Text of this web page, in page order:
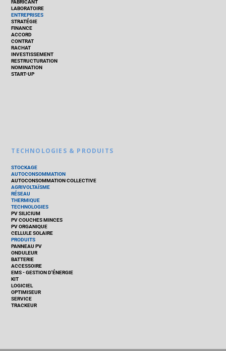
FABRICANT
LABORATOIRE
ENTREPRISES
STRATÉGIE
FINANCE
ACCORD
CONTRAT
RACHAT
INVESTISSEMENT
RESTRUCTURATION
NOMINATION
START-UP
TECHNOLOGIES & PRODUITS
STOCKAGE
AUTOCONSOMMATION
AUTOCONSOMMATION COLLECTIVE
AGRIVOLTAÏSME
RÉSEAU
THERMIQUE
TECHNOLOGIES
PV SILICIUM
PV COUCHES MINCES
PV ORGANIQUE
CELLULE SOLAIRE
PRODUITS
PANNEAU PV
ONDULEUR
BATTERIE
ACCESSOIRE
EMS - GESTION D'ÉNERGIE
KIT
LOGICIEL
OPTIMISEUR
SERVICE
TRACKEUR